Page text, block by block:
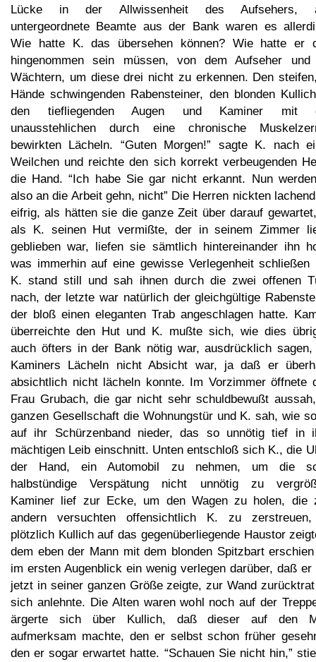
Lücke in der Allwissenheit des Aufsehers,
untergeordnete Beamte aus der Bank waren es
Wie hatte K. das übersehen können? Wie hatte er
hingenommen sein müssen, von dem Aufseher und
Wächtern, um diese drei nicht zu erkennen. Den
Hände schwingenden Rabensteiner, den blonden
den tiefliegenden Augen und Kaminer mit
unausstehlichen durch eine chronische
bewirkten Lächeln. “Guten Morgen!” sagte K. nach
Weilchen und reichte den sich korrekt verbeugenden
die Hand. “Ich habe Sie gar nicht erkannt. Nun
also an die Arbeit gehn, nicht” Die Herren nickten
eifrig, als hätten sie die ganze Zeit über darauf
als K. seinen Hut vermißte, der in seinem Zimmer
geblieben war, liefen sie sämtlich hintereinander ihn
was immerhin auf eine gewisse Verlegenheit schließen
K. stand still und sah ihnen durch die zwei offenen
nach, der letzte war natürlich der gleichgültige
der bloß einen eleganten Trab angeschlagen hatte.
überreichte den Hut und K. mußte sich, wie dies
auch öfters in der Bank nötig war, ausdrücklich sagen,
Kaminers Lächeln nicht Absicht war, ja daß er
absichtlich nicht lächeln konnte. Im Vorzimmer öffnete
Frau Grubach, die gar nicht sehr schuldbewußt
ganzen Gesellschaft die Wohnungstür und K. sah, wie
auf ihr Schürzenband nieder, das so unnötig tief in
mächtigen Leib einschnitt. Unten entschloß sich K., die
der Hand, ein Automobil zu nehmen, um die
halbstündige Verspätung nicht unnötig zu
Kaminer lief zur Ecke, um den Wagen zu holen, die
andern versuchten offensichtlich K. zu
plötzlich Kullich auf das gegenüberliegende Haustor
dem eben der Mann mit dem blonden Spitzbart
im ersten Augenblick ein wenig verlegen darüber, daß er
jetzt in seiner ganzen Größe zeigte, zur Wand
sich anlehnte. Die Alten waren wohl noch auf der
ärgerte sich über Kullich, daß dieser auf den
aufmerksam machte, den er selbst schon früher
den er sogar erwartet hatte. “Schauen Sie nicht hin,”